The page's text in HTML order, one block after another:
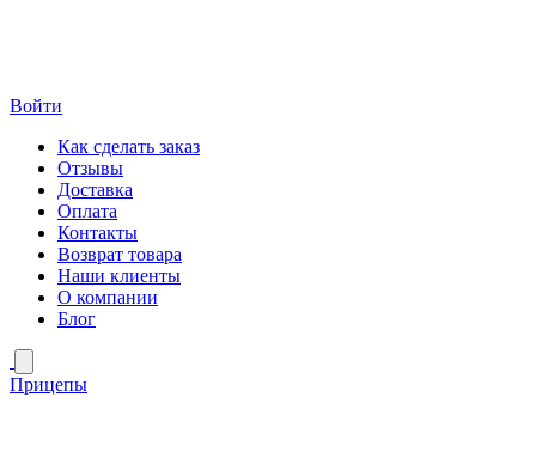
Войти
Как сделать заказ
Отзывы
Доставка
Оплата
Контакты
Возврат товара
Наши клиенты
О компании
Блог
Прицепы